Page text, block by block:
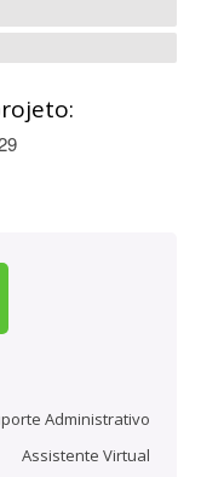
Administrativo
Assistente Virtual